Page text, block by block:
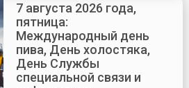
7 августа 2026 года,
пятница:
Международный день
пива, День холостяка,
День Службы
специальной связи и